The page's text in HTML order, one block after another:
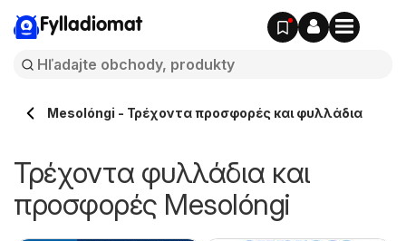
Fylladiomat
Mesolóngi - Τρέχοντα προσφορές και φυλλάδια
Τρέχοντα φυλλάδια και
προσφορές Mesolóngi